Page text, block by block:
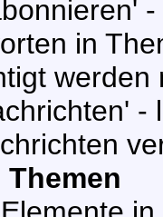
in
werden
-